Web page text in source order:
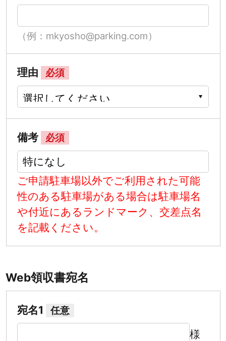
（例：mkyosho@parking.com）
理由 必須
備考 必須
ご申請駐車場以外でご利用された可能
性のある駐車場がある場合は駐車場名
や付近にあるランドマーク、交差点名
を記載ください。
Web領収書宛名
宛名1 任意
様